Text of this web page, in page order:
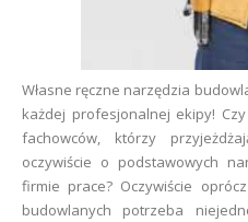
Własne ręczne narzędzia
każdej profesjonalnej ekipy!
fachowców, którzy
oczywiście o podstawowych
firmie prace? Oczywiście
budowlanych potrzeba